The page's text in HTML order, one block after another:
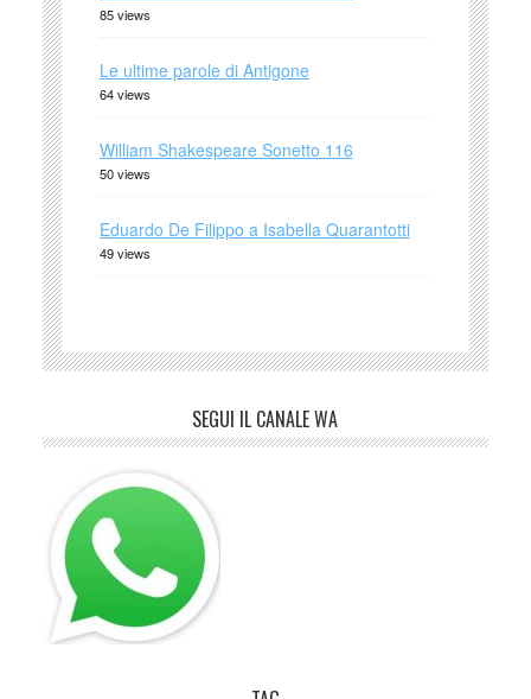
85 views
Le ultime parole di Antigone
64 views
William Shakespeare Sonetto 116
50 views
Eduardo De Filippo a Isabella Quarantotti
49 views
SEGUI IL CANALE WA